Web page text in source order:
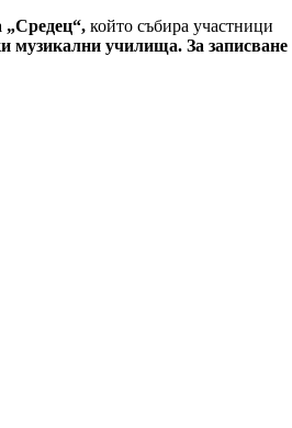
„Средец“, който събира участници
музикални училища. За записване